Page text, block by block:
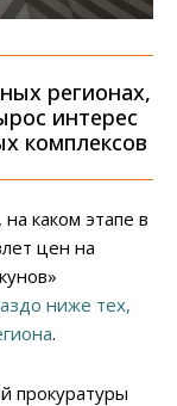
регионах,
интерес
комплексов
каком этапе в
цен на
ниже тех,
.
прокуратуры